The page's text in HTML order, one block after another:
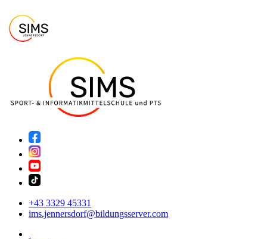
+43 3329 45331
ims.jennersdorf@bildungsserver.com